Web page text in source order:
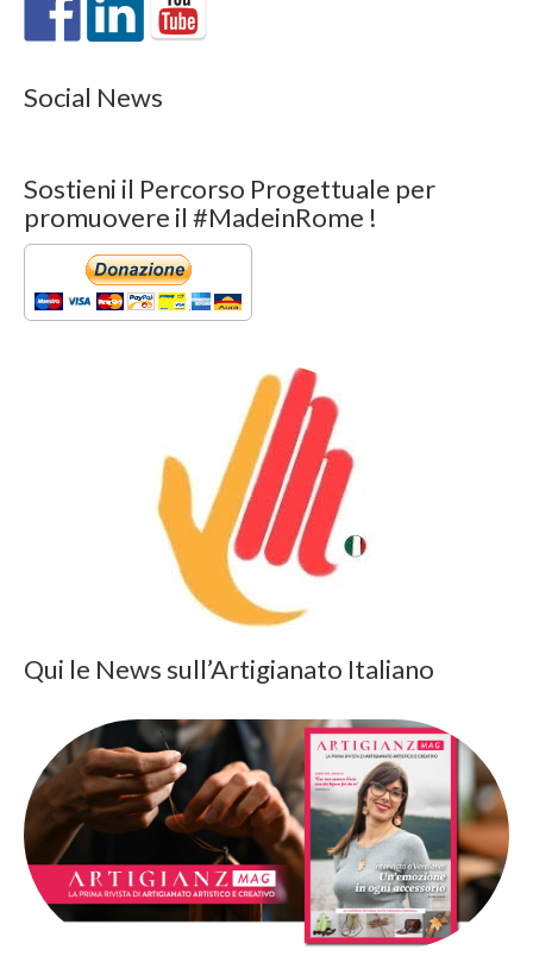
Social News
Sostieni il Percorso Progettuale per
promuovere il #MadeinRome !
Qui le News sull’Artigianato Italiano